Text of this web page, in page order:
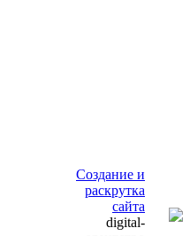
Создание и
раскрутка
сайта
digital-